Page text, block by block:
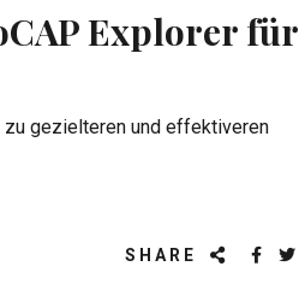
Explorer für
zu gezielteren und effektiveren
SHARE